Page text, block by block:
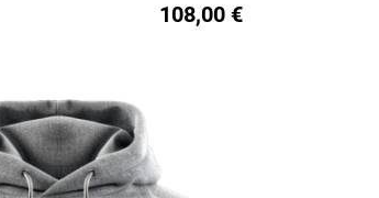
108,00 €